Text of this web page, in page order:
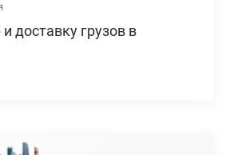
доставку грузов в